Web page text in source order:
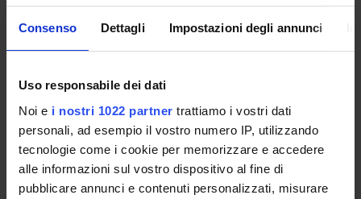
Consenso Dettagli Impostazioni degli annunci
Uso responsabile dei dati
Noi e i nostri 1022 partner trattiamo i vostri dati
personali, ad esempio il vostro numero IP, utilizzando
tecnologie come i cookie per memorizzare e accedere
alle informazioni sul vostro dispositivo al fine di
pubblicare annunci e contenuti personalizzati, misurare
ORGANISATION
GOVERNANCE
COMMITTEES
DEPARTMENT ADMINISTRATION OFFICES
STUDENT ADMINISTRATION OFFICES